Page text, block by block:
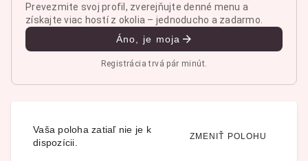
Prevezmite svoj profil, zverejňujte denné menu a
získajte viac hostí z okolia – jednoducho a zadarmo.
Áno, je moja
Registrácia trvá pár minút.
Vaša poloha zatiaľ nie je k
dispozícii.
ZMENIŤ POLOHU